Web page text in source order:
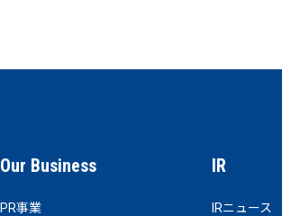
Our Business
PR事業
IR
IRニュース